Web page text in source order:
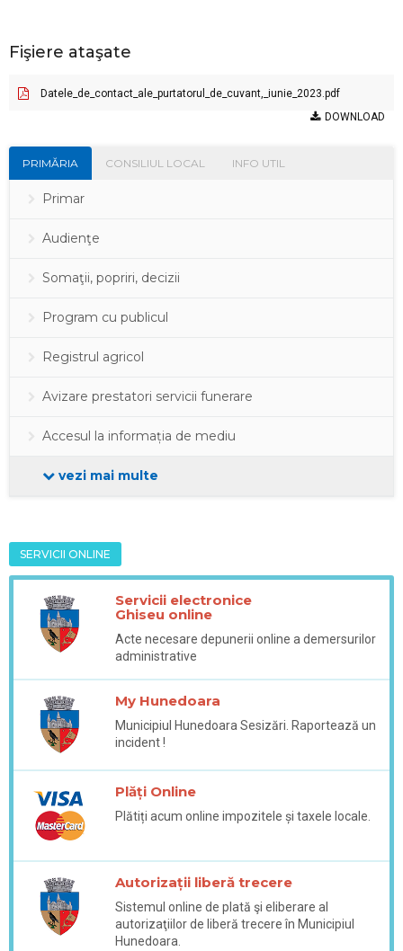
Fişiere ataşate
Datele_de_contact_ale_purtatorul_de_cuvant,_iunie_2023.pdf
DOWNLOAD
PRIMĂRIA CONSILIUL LOCAL INFO UTIL
Primar
Audienţe
Somaţii, popriri, decizii
Program cu publicul
Registrul agricol
Avizare prestatori servicii funerare
Accesul la informația de mediu
vezi mai multe
SERVICII ONLINE
Servicii electronice
Ghiseu online
Acte necesare depunerii online a demersurilor
administrative
My Hunedoara
Municipiul Hunedoara Sesizări. Raportează un
incident !
Plăți Online
Plătiți acum online impozitele și taxele locale.
Autorizații liberă trecere
Sistemul online de plată şi eliberare al
autorizaţiilor de liberă trecere în Municipiul
Hunedoara.